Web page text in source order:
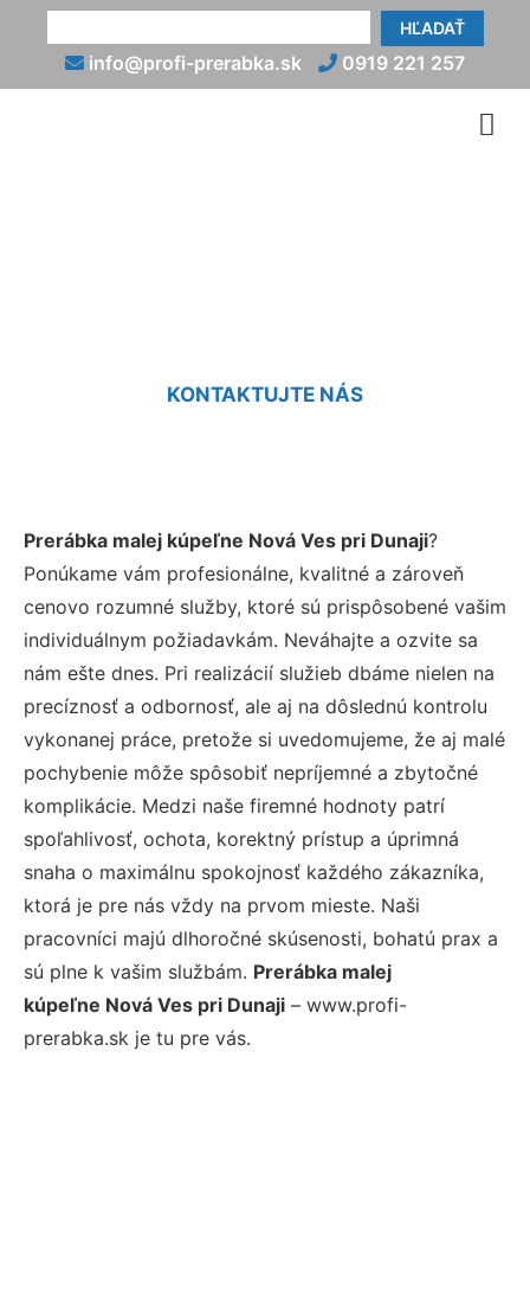
HĽADAŤ
info@profi-prerabka.sk 0919 221 257
KONTAKTUJTE NÁS
Prerábka malej kúpeľne Nová Ves pri Dunaji?
Ponúkame vám profesionálne, kvalitné a zároveň
cenovo rozumné služby, ktoré sú prispôsobené vašim
individuálnym požiadavkám. Neváhajte a ozvite sa
nám ešte dnes. Pri realizácií služieb dbáme nielen na
precíznosť a odbornosť, ale aj na dôslednú kontrolu
vykonanej práce, pretože si uvedomujeme, že aj malé
pochybenie môže spôsobiť nepríjemné a zbytočné
komplikácie. Medzi naše firemné hodnoty patrí
spoľahlivosť, ochota, korektný prístup a úprimná
snaha o maximálnu spokojnosť každého zákazníka,
ktorá je pre nás vždy na prvom mieste. Naši
pracovníci majú dlhoročné skúsenosti, bohatú prax a
sú plne k vašim službám. Prerábka malej
kúpeľne Nová Ves pri Dunaji – www.profi-
prerabka.sk je tu pre vás.